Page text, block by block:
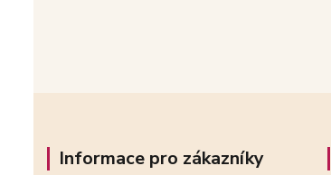
Informace pro zákazníky